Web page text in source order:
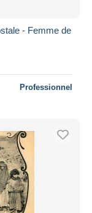
- Femme de
Professionnel